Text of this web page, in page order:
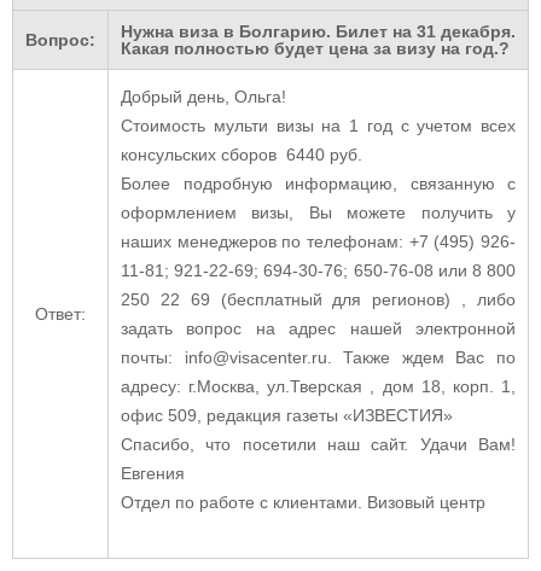
Вопрос:
Нужна виза в Болгарию. Билет на 31 декабря.
Какая полностью будет цена за визу на год.?
Ответ:
Добрый день, Ольга!
Стоимость мульти визы на 1 год с учетом всех
консульских сборов 6440 руб.
Более подробную информацию, связанную с
оформлением визы, Вы можете получить у
наших менеджеров по телефонам: +7 (495) 926-
11-81; 921-22-69; 694-30-76; 650-76-08 или 8 800
250 22 69 (бесплатный для регионов) , либо
задать вопрос на адрес нашей электронной
почты: info@visacenter.ru. Также ждем Вас по
адресу: г.Москва, ул.Тверская , дом 18, корп. 1,
офис 509, редакция газеты «ИЗВЕСТИЯ»
Спасибо, что посетили наш сайт. Удачи Вам!
Евгения
Отдел по работе с клиентами. Визовый центр